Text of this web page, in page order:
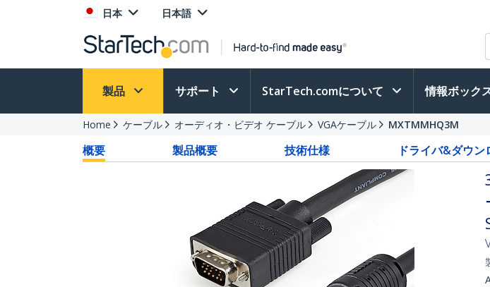
日本 日本語
製品 サポート StarTech.comについて 情報ボック
Home ケーブル オーディオ・ビデオ ケーブル VGAケーブル MXTMMHQ3M
概要 製品概要 技術仕様 ドライバ&ダウン